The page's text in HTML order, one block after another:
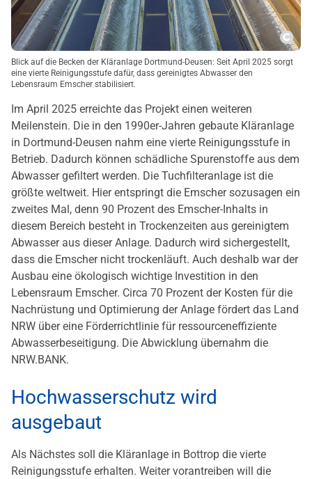
Blick auf die Becken der Kläranlage Dortmund-Deusen: Seit April 2025 sorgt
eine vierte Reinigungsstufe dafür, dass gereinigtes Abwasser den
Lebensraum Emscher stabilisiert.
Im April 2025 erreichte das Projekt einen weiteren
Meilenstein. Die in den 1990er-Jahren gebaute Kläranlage
in Dortmund-Deusen nahm eine vierte Reinigungsstufe in
Betrieb. Dadurch können schädliche Spurenstoffe aus dem
Abwasser gefiltert werden. Die Tuchfilteranlage ist die
größte weltweit. Hier entspringt die Emscher sozusagen ein
zweites Mal, denn 90 Prozent des Emscher-Inhalts in
diesem Bereich besteht in Trockenzeiten aus gereinigtem
Abwasser aus dieser Anlage. Dadurch wird sichergestellt,
dass die Emscher nicht trockenläuft. Auch deshalb war der
Ausbau eine ökologisch wichtige Investition in den
Lebensraum Emscher. Circa 70 Prozent der Kosten für die
Nachrüstung und Optimierung der Anlage fördert das Land
NRW über eine Förderrichtlinie für ressourceneffiziente
Abwasserbeseitigung. Die Abwicklung übernahm die
NRW.BANK.
Hochwasserschutz wird
ausgebaut
Als Nächstes soll die Kläranlage in Bottrop die vierte
Reinigungsstufe erhalten. Weiter vorantreiben will die